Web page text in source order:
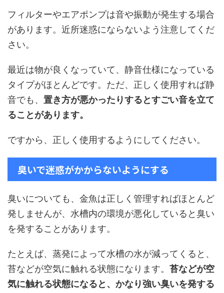
フィルターやエアポンプは音や振動が発生する場合
があります。近所迷惑にならないよう注意してくだ
さい。
最近は物が良くなっていて、静音仕様になっている
タイプがほとんどです。ただ、正しく使用すれば静
音でも、 置き方が悪かったりするとすごい音を立て
ることがあります。
ですから、正しく使用するようにしてください。
臭いで迷惑がかからないようにする
臭いについても、金魚は正しく管理すればほとんど
発しませんが、水槽内の環境が悪化していると臭い
を発することがあります。
たとえば、蒸発によって水槽の水が減ってくると、
苔などが空気に触れる状態になります。 苔などが空
気に触れる状態になると、かなり強い臭いを発する